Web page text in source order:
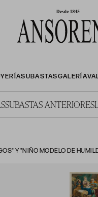
SUBASTASGALERÍA
SUBASTAS ANTERIORES
Y "NIÑO MODELO DE